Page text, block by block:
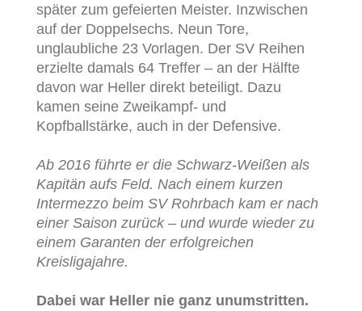
später zum gefeierten Meister. Inzwischen
auf der Doppelsechs. Neun Tore,
unglaubliche 23 Vorlagen. Der SV Reihen
erzielte damals 64 Treffer – an der Hälfte
davon war Heller direkt beteiligt. Dazu
kamen seine Zweikampf- und
Kopfballstärke, auch in der Defensive.
Ab 2016 führte er die Schwarz-Weißen als
Kapitän aufs Feld. Nach einem kurzen
Intermezzo beim SV Rohrbach kam er nach
einer Saison zurück – und wurde wieder zu
einem Garanten der erfolgreichen
Kreisligajahre.
Dabei war Heller nie ganz unumstritten.